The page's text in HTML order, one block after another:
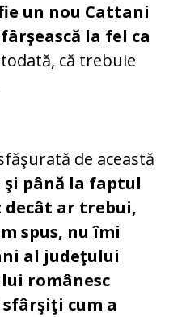
un nou Cattani
la fel ca
că trebuie
de această
şi până la faptul
decât ar trebui,
spus, nu îmi
al judeţului
românesc
cum a